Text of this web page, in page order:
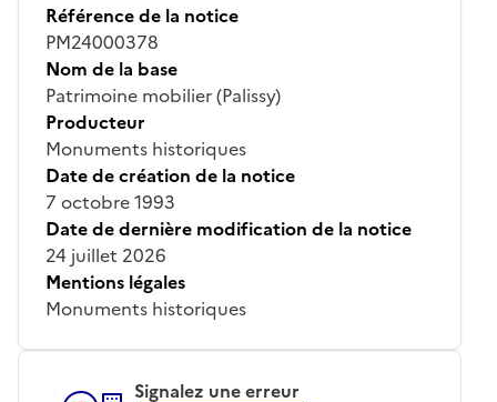
Référence de la notice
PM24000378
Nom de la base
Patrimoine mobilier (Palissy)
Producteur
Monuments historiques
Date de création de la notice
7 octobre 1993
Date de dernière modification de la notice
24 juillet 2026
Mentions légales
Monuments historiques
Signalez une erreur